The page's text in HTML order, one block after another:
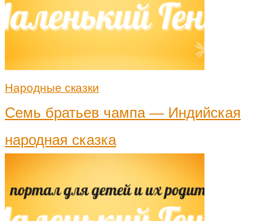
Народные сказки
Семь братьев чампа — Индийская
народная сказка